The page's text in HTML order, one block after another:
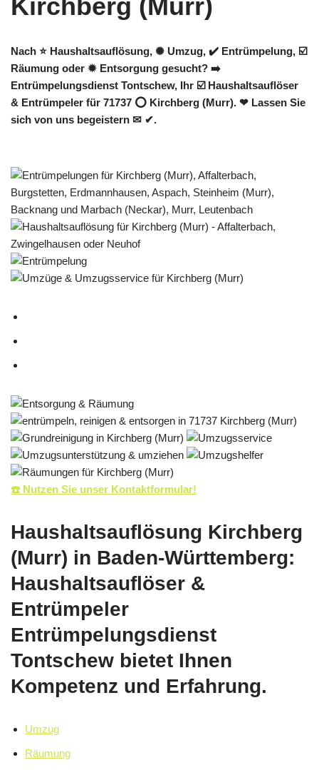
Nach ⭐ Haushaltsauflösung, ✺ Umzug, ✔️ Entrümpelung, ☑️
Räumung oder ✹ Entsorgung gesucht? ➡️
Entrümpelungsdienst Tontschew, Ihr ☑️ Haushaltsauflöser
& Entrümpeler für 71737 ⭕ Kirchberg (Murr). ❤ Lassen Sie
sich von uns begeistern ✉ ✔.
☎️ Nutzen Sie unser Kontaktformular!
Haushaltsauflösung Kirchberg
(Murr) in Baden-Württemberg:
Haushaltsauflöser &
Entrümpeler
Entrümpelungsdienst
Tontschew bietet Ihnen
Kompetenz und Erfahrung.
Umzug
Räumung